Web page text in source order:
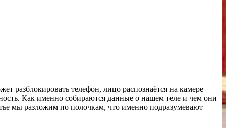
разблокировать телефон, лицо распознаётся на камере
Как именно собираются данные о нашем теле и чем они
мы разложим по полочкам, что именно подразумевают